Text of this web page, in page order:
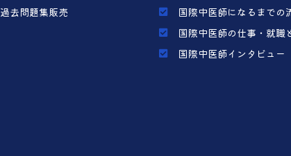
過去問題集販売
国際中医師になるまでの
国際中医師の仕事・就職
国際中医師インタビュー